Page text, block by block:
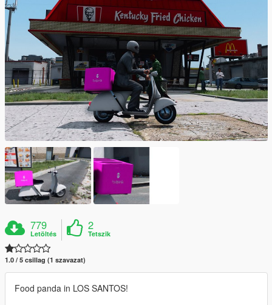
779
Letöltés
2
Tetszik
1.0 / 5 csillag (1 szavazat)
Food panda in LOS SANTOS!